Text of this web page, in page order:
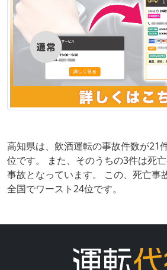
高知県は、飲酒運転の事故件数が21
位です。 また、そのうちの3件は死
事故となっています。 この、死亡事
全国でワースト24位です。